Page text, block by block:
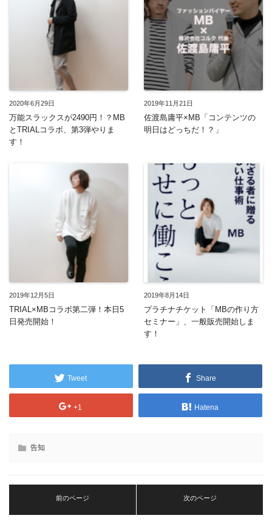
2020年6月29日
万能スラックスが2490円！？MB
とTRIALコラボ、第3弾やりま
す！
2019年11月21日
佐渡島庸平×MB「コンテンツの
明日はどっちだ！？」
2019年12月5日
TRIAL×MBコラボ第二弾！本日5
日発売開始！
2019年8月14日
プラチナチケット「MBの作り方
セミナー」、一般販売開始しま
す！
Tweet Share
+1 Hatena
告知
前のページ 次のページ